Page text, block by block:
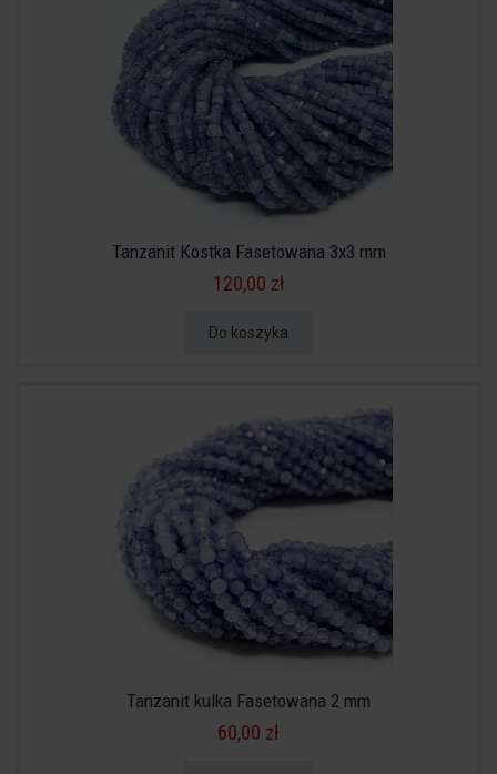
Tanzanit Kostka Fasetowana 3x3 mm
120,00 zł
Do koszyka
Tanzanit kulka Fasetowana 2 mm
60,00 zł